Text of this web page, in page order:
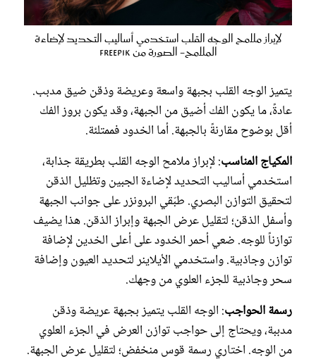
لإبراز ملامح الوجه القلب استخدمي أساليب التحديد لإضاءة
الملامح- الصورة من Freepik
يتميز الوجه القلب بجبهة واسعة وعريضة وذقن ضيق مدبب.
عادةً، ما يكون الفك أضيق من الجبهة، وقد يكون بروز الفك
أقل بوضوح مقارنةً بالجبهة. أما الخدود فممتلئة.
المكياج المناسب: لإبراز ملامح الوجه القلب بطريقة جذابة،
استخدمي أساليب التحديد لإضاءة الجبين وتظليل الذقن
لتحقيق التوازن البصري. طبّقي البرونزر على جوانب الجبهة
وأسفل الذقن؛ لتقليل عرض الجبهة وإبراز الذقن. هذا يضيف
توازناً للوجه. ضعي أحمر الخدود على أعلى الخدين لإضافة
توازن وجاذبية. واستخدمي الأيلاينر لتحديد العيون وإضافة
سحر وجاذبية للجزء العلوي من وجهك.
رسمة الحواجب: الوجه القلب يتميز بجبهة عريضة وذقن
مدببة، ويحتاج إلى حواجب توازن العرض في الجزء العلوي
من الوجه. اختاري رسمة قوس منخفض؛ لتقليل عرض الجبهة.